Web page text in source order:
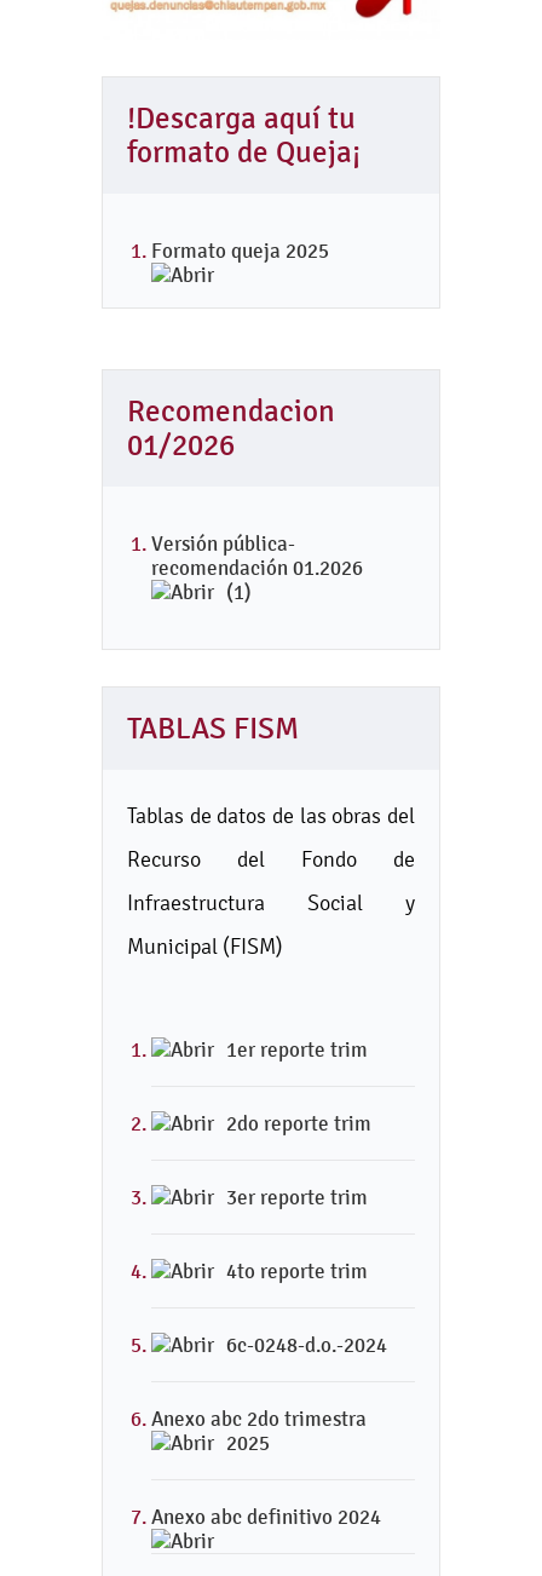
!Descarga aquí tu
formato de Queja¡
Formato queja 2025
Recomendacion
01/2026
Versión pública-
recomendación 01.2026
(1)
TABLAS FISM
Tablas de datos de las obras del
Recurso del Fondo de
Infraestructura Social y
Municipal (FISM)
1er reporte trim
2do reporte trim
3er reporte trim
4to reporte trim
6c-0248-d.o.-2024
Anexo abc 2do trimestra
2025
Anexo abc definitivo 2024